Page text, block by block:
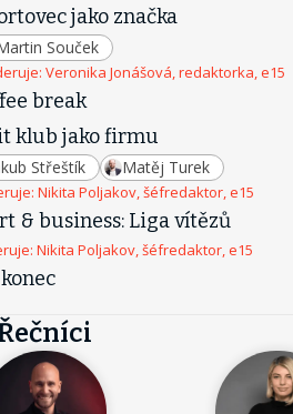
jako značka
Souček
Veronika Jonášová, redaktorka, e15
break
klub jako firmu
Střeštík Matěj Turek
Nikita Poljakov, šéfredaktor, e15
& business: Liga vítězů
Nikita Poljakov, šéfredaktor, e15